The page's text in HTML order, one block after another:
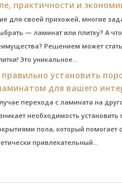
практичности и
для своей прихожей, многие
— ламинат или плитку? А
Решением может
Это уникальное...
установить
для вашего
перехода с ламината на
необходимость установить
пола, который помогает
привлекательный...